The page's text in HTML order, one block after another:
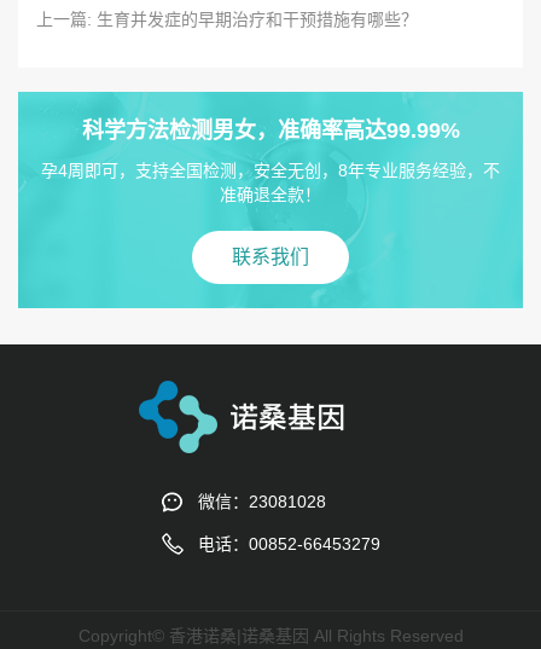
上一篇: 生育并发症的早期治疗和干预措施有哪些？
科学方法检测男女，准确率高达99.99%
孕4周即可，支持全国检测，安全无创，8年专业服务经验，不
准确退全款！
联系我们
微信：23081028
电话：00852-66453279
Copyright© 香港诺桑|诺桑基因 All Rights Reserved